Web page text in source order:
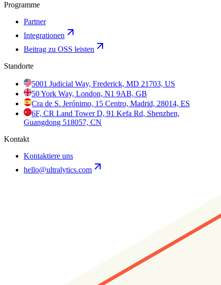
Programme
Partner
Integrationen
Beitrag zu OSS leisten
Standorte
5001 Judicial Way, Frederick, MD 21703, US
50 York Way, London, N1 9AB, GB
Cra de S. Jerónimo, 15 Centro, Madrid, 28014, ES
6F, CR Land Tower D, 91 Kefa Rd, Shenzhen,
Guangdong 518057, CN
Kontakt
Kontaktiere uns
hello@ultralytics.com